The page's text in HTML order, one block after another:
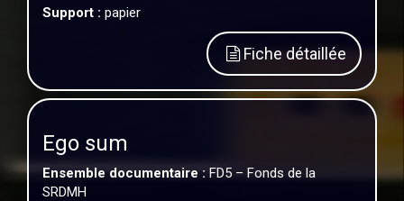
Support : papier
Fiche détaillée
Ego sum
Ensemble documentaire : FD5 – Fonds de la
SRDMH